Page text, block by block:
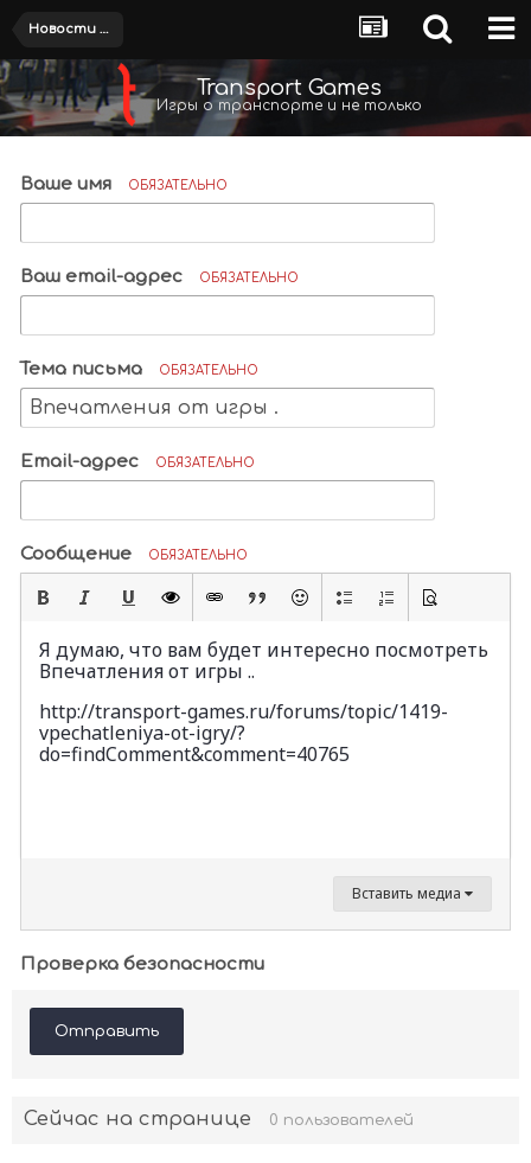
Новости и обсуждения
Transport Games
Игры о транспорте и не только
Ваше имя ОБЯЗАТЕЛЬНО
Ваш email-адрес ОБЯЗАТЕЛЬНО
Тема письма ОБЯЗАТЕЛЬНО
Email-адрес ОБЯЗАТЕЛЬНО
Сообщение ОБЯЗАТЕЛЬНО
Я думаю, что вам будет интересно посмотреть
Впечатления от игры ..
http://transport-games.ru/forums/topic/1419-
vpechatleniya-ot-igry/?
do=findComment&comment=40765
Вставить медиа
Проверка безопасности
Отправить
Сейчас на странице 0 пользователей